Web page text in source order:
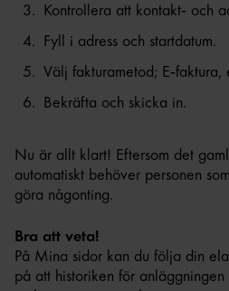
Kontrollera att kontakt‑ och
Fyll i adress och startdatum.
Välj fakturametod; E‑faktura,
Bekräfta och skicka in.
Nu är allt klart! Eftersom det
automatiskt behöver personen
göra någonting.
Bra att veta!
På Mina sidor kan du följa din
på att historiken för